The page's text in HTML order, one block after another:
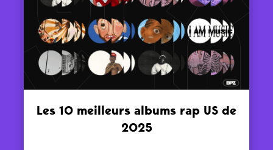
Les 10 meilleurs albums rap US de
2025